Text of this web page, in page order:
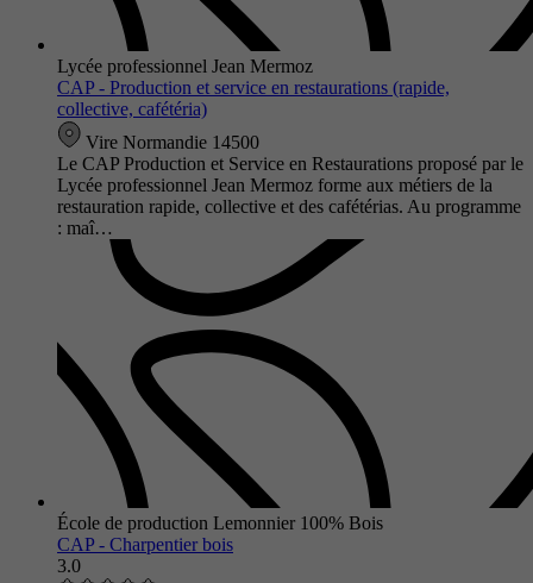
Lycée professionnel Jean Mermoz
CAP - Production et service en restaurations (rapide,
collective, cafétéria)
Vire Normandie 14500
Le CAP Production et Service en Restaurations proposé par le
Lycée professionnel Jean Mermoz forme aux métiers de la
restauration rapide, collective et des cafétérias. Au programme
: maî…
École de production Lemonnier 100% Bois
CAP - Charpentier bois
3.0